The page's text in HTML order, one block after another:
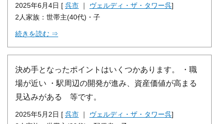
2025年6月4日 [ 呉市 ｜ ヴェルディ・ザ・タワー呉]
2人家族：世帯主(40代)・子
続きを読む ⇒
決め手となったポイントはいくつかあります。 ・職
場が近い ・駅周辺の開発が進み、資産価値が高まる
見込みがある 等です。
2025年5月2日 [ 呉市 ｜ ヴェルディ・ザ・タワー呉]